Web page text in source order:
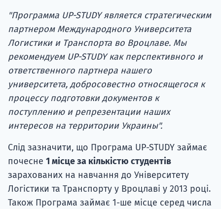
"Программа UP-STUDY является стратегическим
партнером Международного Университета
Логистики и Транспорта во Вроцлаве. Мы
рекомендуем UP-STUDY как перспективного и
ответственного партнера нашего
университета, добросовестно относящегося к
процессу подготовки документов к
поступлению и репрезентации наших
интересов на территории Украины".
Слід зазначити, що Програма UP-STUDY займає
почесне 1 місце за кількістю студентів
зарахованих на навчання до Університету
Логістики та Транспорту у Вроцлаві у 2013 році.
Також Програма займає 1-ше місце серед числа